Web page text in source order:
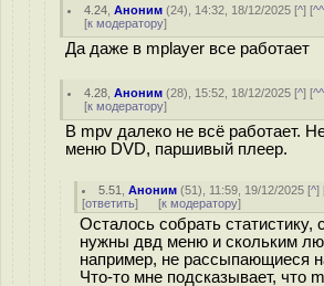
4.24 ,Аноним (24), 14:32, 18/12/2025 [^] [^^
[к модератору]
Да даже в mplayer все работает
4.28 ,Аноним (28), 15:52, 18/12/2025 [^] [^^
[к модератору]
В mpv далеко не всё работает.
меню DVD, паршивый плеер.
5.51 ,Аноним (51), 11:59, 19/12/2025 [^]
[ответить] [к модератору]
Осталось собрать
нужны двд меню и скольким
например, не рассыпающиеся
Что-то мне подсказывает, что